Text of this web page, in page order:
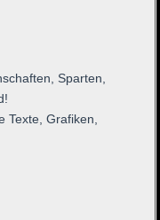
Sparten,
Texte, Grafiken,